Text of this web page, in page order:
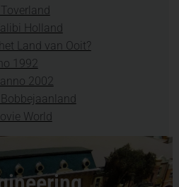
Holland
Land van Ooit?
1992
2002
World